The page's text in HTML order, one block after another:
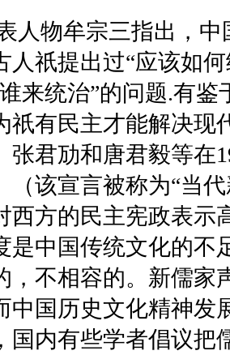
物牟宗三指出，中
人祇提出过“应该如
来统治”的问题.有
祇有民主才能解决现
张君劢和唐君毅等在
（该宣言被称为“当
西方的民主宪政表示
是中国传统文化的不
，不相容的。新儒
中国历史文化精神发
国内有些学者倡议把